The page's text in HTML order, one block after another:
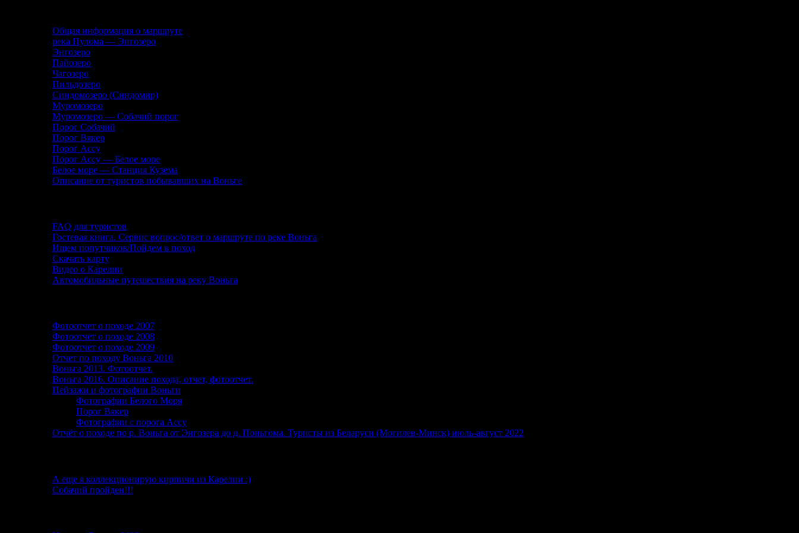
Общая информация о маршруте
река Пулома — Энгозеро
Энгозеро
Пайозеро
Чагозеро
Пильдозеро
Синдомозеро (Синдомир)
Муромозеро
Муромозеро — Собачий порог
Порог Собачий
Порог Вякер
Порог Ассу
Порог Ассу — Белое море
Белое море — Станция Кузема
Описание от туристов побывавших на Воньге
FAQ для туристов
Гостевая книга. Сервис вопрос/ответ о маршруте по реке Воньга
Ищем попутчиков/Пойдем в поход
Скачать карту
Видео о Карелии
Автомобильные путешествия на реку Воньга
Фотоотчет о походе 2007
Фотоотчет о походе 2008
Фотоотчет о походе 2009
Отчет по походу Воньга 2010
Воньга 2013. Фотоотчет.
Воньга 2016. Описание похода, отчет, фотоотчет.
Пейзажи и фотографии Воньги
Фотографии Белого Моря
Порог Вякер
Фотографии с порога Ассу
Отчёт о походе по р. Воньга от Энгозера до д. Поньгома. Туристы из Беларуси (Могилев-Минск) июль-август 2022
А еще я коллекционирую кирпичи из Карелии :)
Собачий пройден!!!